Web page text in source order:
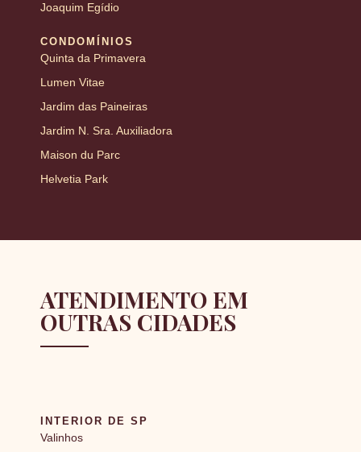
Joaquim Egídio
CONDOMÍNIOS
Quinta da Primavera
Lumen Vitae
Jardim das Paineiras
Jardim N. Sra. Auxiliadora
Maison du Parc
Helvetia Park
ATENDIMENTO EM
OUTRAS CIDADES
INTERIOR DE SP
Valinhos